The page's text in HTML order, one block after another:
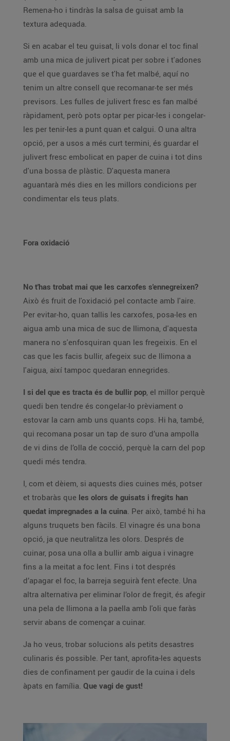
Remena-ho i tindràs la salsa de guisat amb la
textura adequada.
Si en acabar el teu guisat, li vols donar el toc final
amb una mica de julivert picat per sobre i t'adones
que el que guardaves se t'ha fet malbé, aquí no
tenim un altre consell que recomanar-te ser més
previsors. Les fulles de julivert fresc es fan malbé
ràpidament, però pots optar per picar-les i congelar-
les per tenir-les a punt quan et calgui. O una altra
opció, per a usos a més curt termini, és guardar el
julivert fresc embolicat en paper de cuina i tot dins
d'una bossa de plàstic. D'aquesta manera
aguantarà més dies en les millors condicions per
condimentar els teus plats.
Fora oxidació
No t'has trobat mai que les carxofes s'ennegreixen?
Això és fruit de l'oxidació pel contacte amb l'aire.
Per evitar-ho, quan tallis les carxofes, posa-les en
aigua amb una mica de suc de llimona, d'aquesta
manera no s'enfosquiran quan les fregeixis. En el
cas que les facis bullir, afegeix suc de llimona a
l'aigua, així tampoc quedaran ennegrides.
I si del que es tracta és de bullir pop, el millor perquè
quedi ben tendre és congelar-lo prèviament o
estovar la carn amb uns quants cops. Hi ha, també,
qui recomana posar un tap de suro d’una ampolla
de vi dins de l’olla de cocció, perquè la carn del pop
quedi més tendra.
I, com et dèiem, si aquests dies cuines més, potser
et trobaràs que les olors de guisats i fregits han
quedat impregnades a la cuina. Per això, també hi ha
alguns truquets ben fàcils. El vinagre és una bona
opció, ja que neutralitza les olors. Després de
cuinar, posa una olla a bullir amb aigua i vinagre
fins a la meitat a foc lent. Fins i tot després
d’apagar el foc, la barreja seguirà fent efecte. Una
altra alternativa per eliminar l’olor de fregit, és afegir
una pela de llimona a la paella amb l'oli que faràs
servir abans de començar a cuinar.
Ja ho veus, trobar solucions als petits desastres
culinaris és possible. Per tant, aprofita-les aquests
dies de confinament per gaudir de la cuina i dels
àpats en família. Que vagi de gust!